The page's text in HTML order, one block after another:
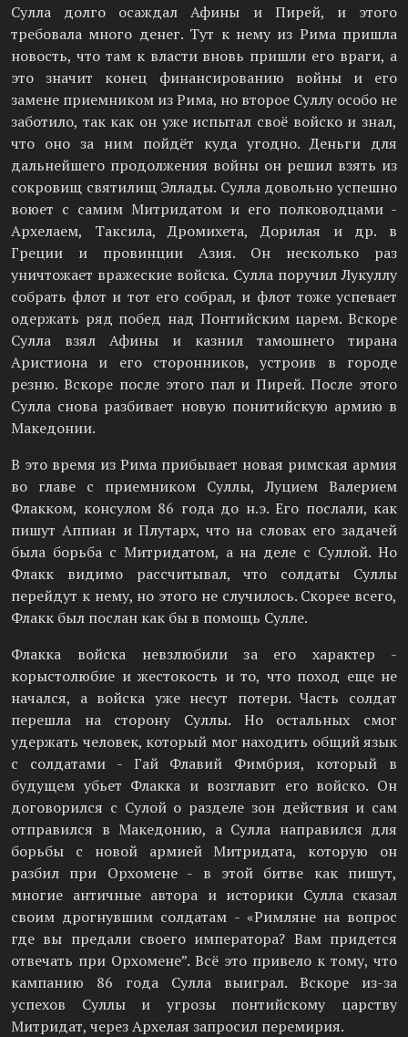
Сулла долго осаждал Афины и Пирей, и этого
требовала много денег. Тут к нему из Рима пришла
новость, что там к власти вновь пришли его враги, а
это значит конец финансированию войны и его
замене приемником из Рима, но второе Суллу особо не
заботило, так как он уже испытал своё войско и знал,
что оно за ним пойдёт куда угодно. Деньги для
дальнейшего продолжения войны он решил взять из
сокровищ святилищ Эллады. Сулла довольно успешно
воюет с самим Митридатом и его полководцами -
Архелаем, Таксила, Дромихета, Дорилая и др. в
Греции и провинции Азия. Он несколько раз
уничтожает вражеские войска. Сулла поручил Лукуллу
собрать флот и тот его собрал, и флот тоже успевает
одержать ряд побед над Понтийским царем. Вскоре
Сулла взял Афины и казнил тамошнего тирана
Аристиона и его сторонников, устроив в городе
резню. Вскоре после этого пал и Пирей. После этого
Сулла снова разбивает новую понитийскую армию в
Македонии.
В это время из Рима прибывает новая римская армия
во главе с приемником Суллы, Луцием Валерием
Флакком, консулом 86 года до н.э. Его послали, как
пишут Аппиан и Плутарх, что на словах его задачей
была борьба с Митридатом, а на деле с Суллой. Но
Флакк видимо рассчитывал, что солдаты Суллы
перейдут к нему, но этого не случилось. Скорее всего,
Флакк был послан как бы в помощь Сулле.
Флакка войска невзлюбили за его характер -
корыстолюбие и жестокость и то, что поход еще не
начался, а войска уже несут потери. Часть солдат
перешла на сторону Суллы. Но остальных смог
удержать человек, который мог находить общий язык
с солдатами - Гай Флавий Фимбрия, который в
будущем убьет Флакка и возглавит его войско. Он
договорился с Сулой о разделе зон действия и сам
отправился в Македонию, а Сулла направился для
борьбы с новой армией Митридата, которую он
разбил при Орхомене - в этой битве как пишут,
многие античные автора и историки Сулла сказал
своим дрогнувшим солдатам - «Римляне на вопрос
где вы предали своего императора? Вам придется
отвечать при Орхомене”. Всё это привело к тому, что
кампанию 86 года Сулла выиграл. Вскоре из-за
успехов Суллы и угрозы понтийскому царству
Митридат, через Архелая запросил перемирия.